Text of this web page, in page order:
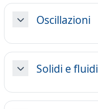
MinimizzaOscillazioni
MinimizzaSolidi e fluidi